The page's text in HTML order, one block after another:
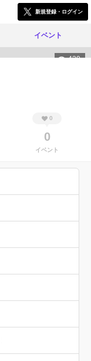
新規登録・ログイン
イベント
439
0
0
イベント